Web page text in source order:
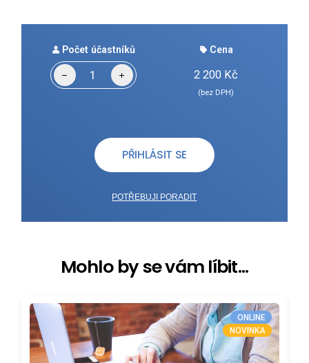
Počet účastníků Cena
2 200 Kč
(bez DPH)
PŘIHLÁSIT SE
POTŘEBUJI PORADIT
Mohlo by se vám líbit...
ONLINE
NOVINKA